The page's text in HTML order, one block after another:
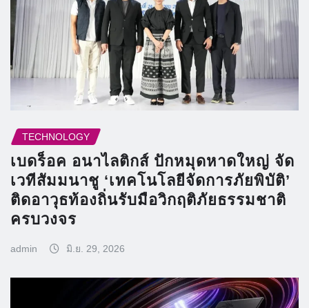
TECHNOLOGY
เบดร็อค อนาไลติกส์ ปักหมุดหาดใหญ่ จัด
เวทีสัมมนาชู ‘เทคโนโลยีจัดการภัยพิบัติ’
ติดอาวุธท้องถิ่นรับมือวิกฤติภัยธรรมชาติ
ครบวงจร
admin มิ.ย. 29, 2026